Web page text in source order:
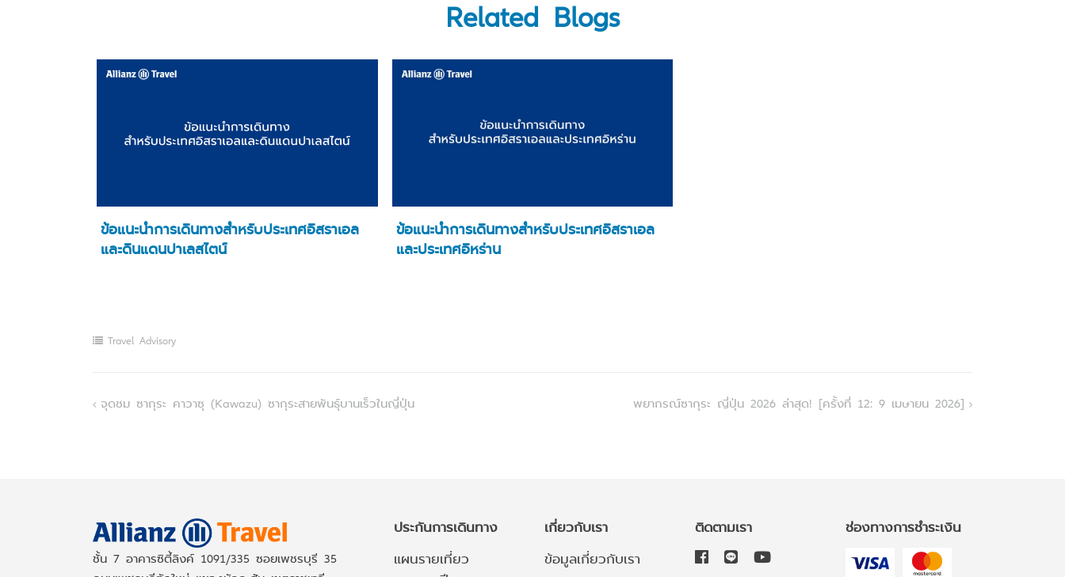
Related Blogs
ข้อแนะนำการเดินทางสำหรับประเทศอิสราเอล
และดินแดนปาเลสไตน์
ข้อแนะนำการเดินทางสำหรับประเทศอิสราเอล
และประเทศอิหร่าน
Travel Advisory
Post
จุดชม ซากุระ คาวาซุ (Kawazu) ซากุระสายพันธุ์บานเร็วในญี่ปุ่น พยากรณ์ซากุระ ญี่ปุ่น 2026 ล่าสุด! [ครั้งที่ 12: 9 เมษายน 2026]
ชั้น 7 อาคารซิตี้ลิงค์ 1091/335 ซอยเพชรบุรี 35
ประกันการเดินทาง
แผนรายเที่ยว
เกี่ยวกับเรา
ข้อมูลเกี่ยวกับเรา
ติดตามเรา ช่องทางการชำระเงิน